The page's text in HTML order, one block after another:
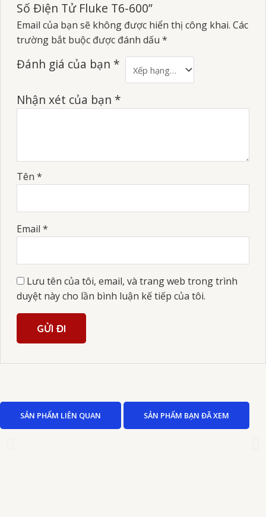
Số Điện Tử Fluke T6-600”
Email của bạn sẽ không được hiển thị công khai. Các
trường bắt buộc được đánh dấu *
Đánh giá của bạn *
Nhận xét của bạn *
Tên *
Email *
Lưu tên của tôi, email, và trang web trong trình
duyệt này cho lần bình luận kế tiếp của tôi.
SẢN PHẨM LIÊN QUAN SẢN PHẨM BẠN ĐÃ XEM